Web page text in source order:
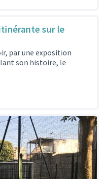
sur le
par une exposition
son histoire, le